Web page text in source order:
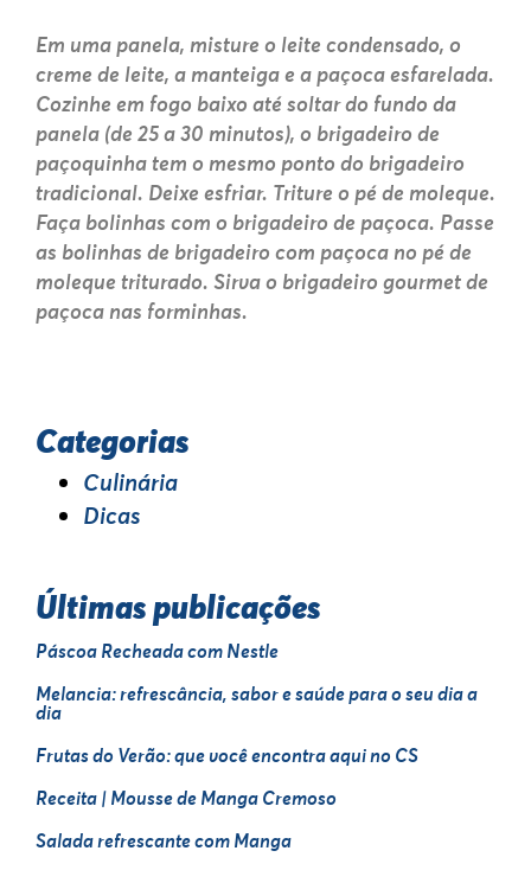
Em uma panela, misture o leite condensado, o
creme de leite, a manteiga e a paçoca esfarelada.
Cozinhe em fogo baixo até soltar do fundo da
panela (de 25 a 30 minutos), o brigadeiro de
paçoquinha tem o mesmo ponto do brigadeiro
tradicional. Deixe esfriar. Triture o pé de moleque.
Faça bolinhas com o brigadeiro de paçoca. Passe
as bolinhas de brigadeiro com paçoca no pé de
moleque triturado. Sirva o brigadeiro gourmet de
paçoca nas forminhas.
Categorias
Culinária
Dicas
Últimas publicações
Páscoa Recheada com Nestle
Melancia: refrescância, sabor e saúde para o seu dia a
dia
Frutas do Verão: que você encontra aqui no CS
Receita | Mousse de Manga Cremoso
Salada refrescante com Manga